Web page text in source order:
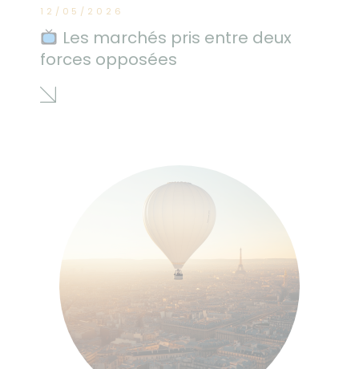
12/05/2026
Les marchés pris entre deux
forces opposées